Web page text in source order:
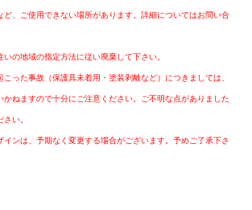
ど、ご使用できない場所があります。詳細についてはお問い合
いの地域の指定方法に従い廃棄して下さい。
こった事故（保護具未着用・塗装剥離など）につきましては、
かねますので十分にご注意ください。ご不明な点がありました
い。
インは、予期なく変更する場合がございます。予めご了承下さ